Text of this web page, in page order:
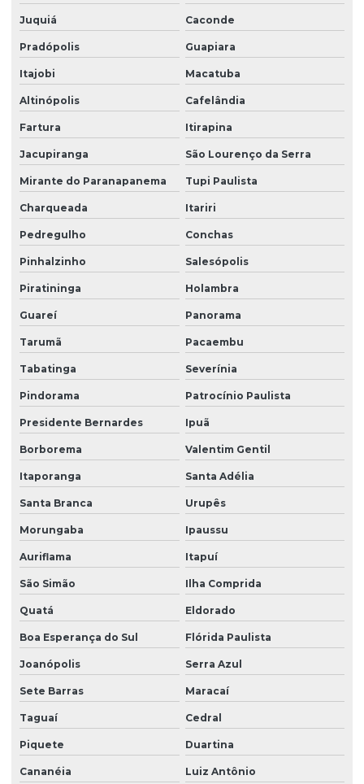
Juquiá Caconde
Pradópolis Guapiara
Itajobi Macatuba
Altinópolis Cafelândia
Fartura Itirapina
Jacupiranga São Lourenço da Serra
Mirante do Paranapanema Tupi Paulista
Charqueada Itariri
Pedregulho Conchas
Pinhalzinho Salesópolis
Piratininga Holambra
Guareí Panorama
Tarumã Pacaembu
Tabatinga Severínia
Pindorama Patrocínio Paulista
Presidente Bernardes Ipuã
Borborema Valentim Gentil
Itaporanga Santa Adélia
Santa Branca Urupês
Morungaba Ipaussu
Auriflama Itapuí
São Simão Ilha Comprida
Quatá Eldorado
Boa Esperança do Sul Flórida Paulista
Joanópolis Serra Azul
Sete Barras Maracaí
Taguaí Cedral
Piquete Duartina
Cananéia Luiz Antônio